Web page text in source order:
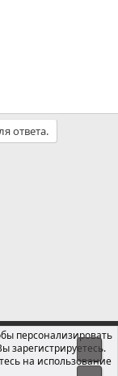
ответа.
персонализировать
зарегистрируетесь.
на использование